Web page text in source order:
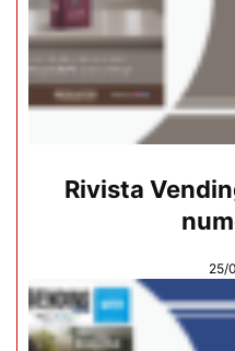
Rivista
25/